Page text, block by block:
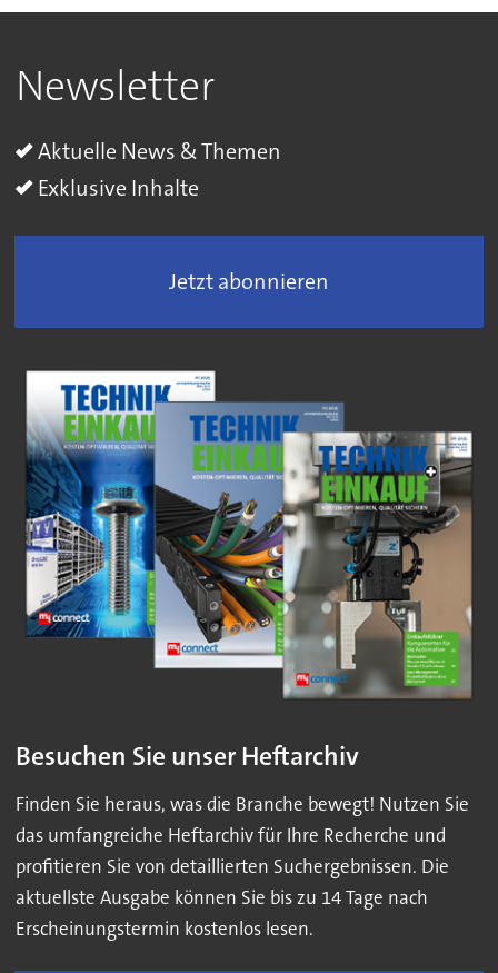
Newsletter
Aktuelle News & Themen
Exklusive Inhalte
Jetzt abonnieren
Besuchen Sie unser Heftarchiv
Finden Sie heraus, was die Branche bewegt! Nutzen Sie
das umfangreiche Heftarchiv für Ihre Recherche und
profitieren Sie von detaillierten Suchergebnissen. Die
aktuellste Ausgabe können Sie bis zu 14 Tage nach
Erscheinungstermin kostenlos lesen.